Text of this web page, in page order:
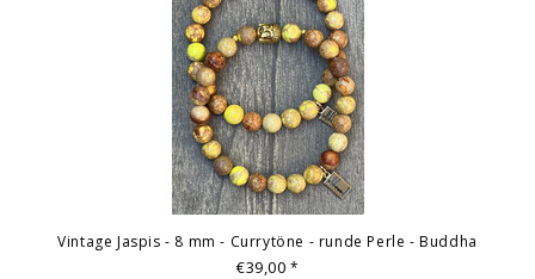
Vintage Jaspis - 8 mm - Currytöne - runde Perle - Buddha
€39,00*